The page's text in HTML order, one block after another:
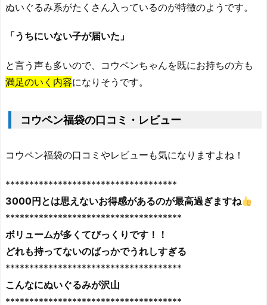
ぬいぐるみ系がたくさん入っているのが特徴のようです。
「うちにいない子が届いた」
と言う声も多いので、コウペンちゃんを既にお持ちの方も
満足のいく内容になりそうです。
コウペン福袋の口コミ・レビュー
コウペン福袋の口コミやレビューも気になりますよね！
************************************
3000円とは思えないお得感があるのが最高過ぎますね
*************************************
ボリュームが多くてびっくりです！！
どれも持ってないのばっかでうれしすぎる
*************************************
こんなにぬいぐるみが沢山
*************************************